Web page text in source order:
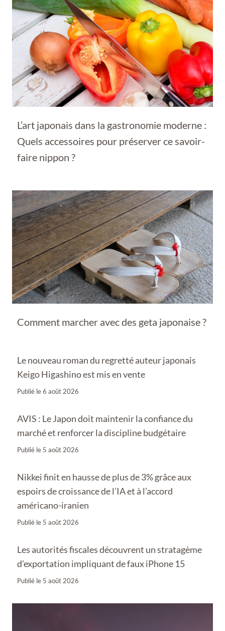
L’art japonais dans la gastronomie moderne :
Quels accessoires pour préserver ce savoir-
faire nippon ?
Comment marcher avec des geta japonaise ?
Le nouveau roman du regretté auteur japonais
Keigo Higashino est mis en vente
Publié le6 août 2026
AVIS : Le Japon doit maintenir la confiance du
marché et renforcer la discipline budgétaire
Publié le 5 août 2026
Nikkei finit en hausse de plus de 3% grâce aux
espoirs de croissance de l’IA et à l’accord
américano-iranien
Publié le 5 août 2026
Les autorités fiscales découvrent un stratagème
d’exportation impliquant de faux iPhone 15
Publié le 5 août 2026